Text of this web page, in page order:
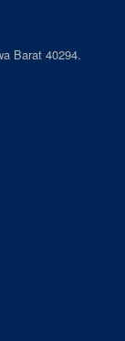
Barat 40294.